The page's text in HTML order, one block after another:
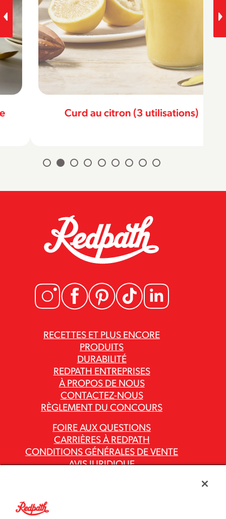
Curd au citron (3 utilisations)
RECETTES ET PLUS ENCORE
PRODUITS
DURABILITÉ
REDPATH ENTREPRISES
À PROPOS DE NOUS
CONTACTEZ-NOUS
RÈGLEMENT DU CONCOURS
FOIRE AUX QUESTIONS
CARRIÈRES À REDPATH
CONDITIONS GÉNÉRALES DE VENTE
AVIS JURIDIQUE
CONTRE L’ESCLAVAGE MODERNE
CODES ET POLITIQUES DU GROUPE ASR